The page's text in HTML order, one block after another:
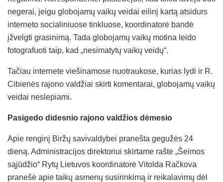
negerai, jeigu globojamų vaikų veidai eilinį kartą atsidurs
interneto socialiniuose tinkluose, koordinatorė bandė
įžvelgti grasinimą. Tada globojamų vaikų motina leido
fotografuoti taip, kad „nesimatytų vaikų veidų“.
Tačiau internete viešinamose nuotraukose, kurias lydi ir R.
Cibienės rajono valdžiai skirti komentarai, globojamų vaikų
veidai neslepiami.
Pasigedo didesnio rajono valdžios dėmesio
Apie renginį Biržų savivaldybei pranešta gegužės 24
dieną. Administracijos direktoriui skirtame rašte „Šeimos
sąjūdžio“ Rytų Lietuvos koordinatorė Vitolda Račkova
pranešė apie taikų asmenų susirinkimą ir reikalavimų dėl